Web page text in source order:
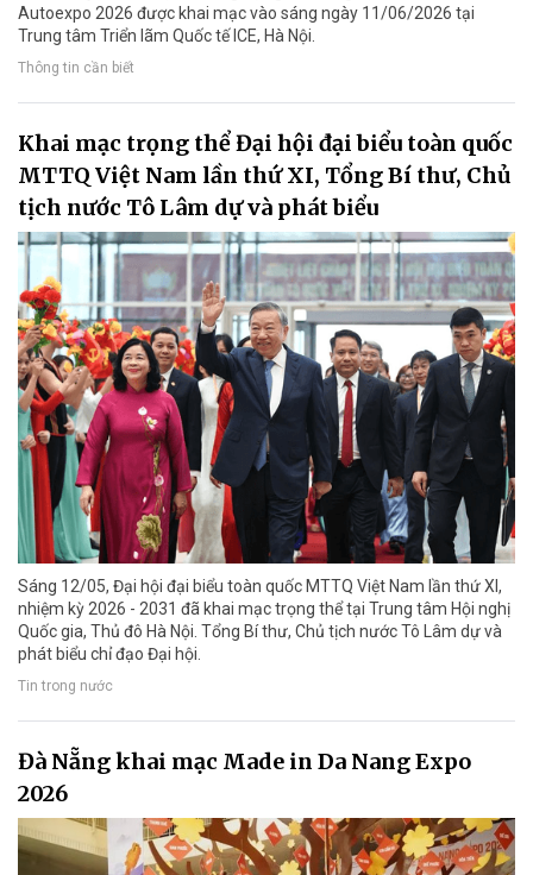
Autoexpo 2026 được khai mạc vào sáng ngày 11/06/2026 tại
Trung tâm Triển lãm Quốc tế ICE, Hà Nội.
Thông tin cần biết
Khai mạc trọng thể Đại hội đại biểu toàn quốc
MTTQ Việt Nam lần thứ XI, Tổng Bí thư, Chủ
tịch nước Tô Lâm dự và phát biểu
Sáng 12/05, Đại hội đại biểu toàn quốc MTTQ Việt Nam lần thứ XI,
nhiệm kỳ 2026 - 2031 đã khai mạc trọng thể tại Trung tâm Hội nghị
Quốc gia, Thủ đô Hà Nội. Tổng Bí thư, Chủ tịch nước Tô Lâm dự và
phát biểu chỉ đạo Đại hội.
Tin trong nước
Đà Nẵng khai mạc Made in Da Nang Expo
2026